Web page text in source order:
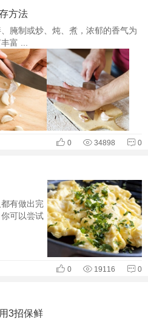
方法
腌制或炒、炖、煮，浓郁的香气为
富 ...
0 34898 0
有做出完
可以尝试
0 19116 0
3招保鲜